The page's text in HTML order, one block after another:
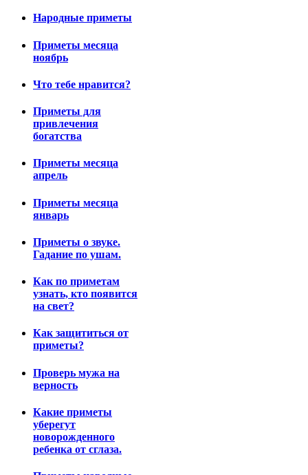
Народные приметы
Приметы месяца
ноябрь
Что тебе нравится?
Приметы для
привлечения
богатства
Приметы месяца
апрель
Приметы месяца
январь
Приметы о звуке.
Гадание по ушам.
Как по приметам
узнать, кто появится
на свет?
Как защититься от
приметы?
Проверь мужа на
верность
Какие приметы
уберегут
новорожденного
ребенка от сглаза.